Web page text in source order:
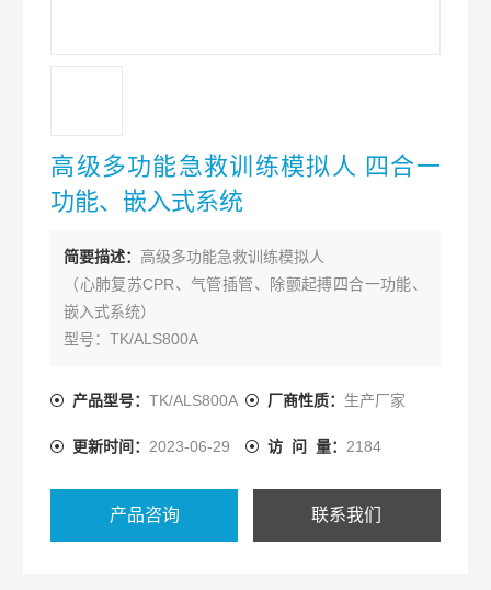
高级多功能急救训练模拟人 四合一
功能、嵌入式系统
简要描述： 高级多功能急救训练模拟人
（心肺复苏CPR、气管插管、除颤起搏四合一功能、
嵌入式系统）
型号：TK/ALS800A
（CPR）&心血管急救（ECC）指南标准
产品型号：TK/ALS800A 厂商性质： 生产厂家
更新时间： 2023-06-29 访 问 量： 2184
产品咨询 联系我们